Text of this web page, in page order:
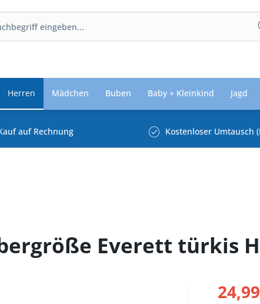
Herren Mädchen Buben Baby + Kleinkind Jagd
auf Rechnung Kostenloser Umtausch
Everett türkis